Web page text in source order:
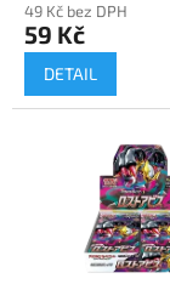
49 Kč bez DPH
59 Kč
DETAIL